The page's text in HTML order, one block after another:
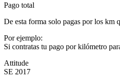
Pago total
De esta forma solo pagas por los km
Por ejemplo:
Si contratas tu pago por kilómetro
Attitude
SE 2017